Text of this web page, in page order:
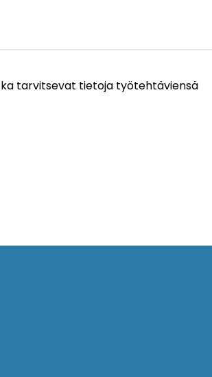
tarvitsevat tietoja työtehtäviensä